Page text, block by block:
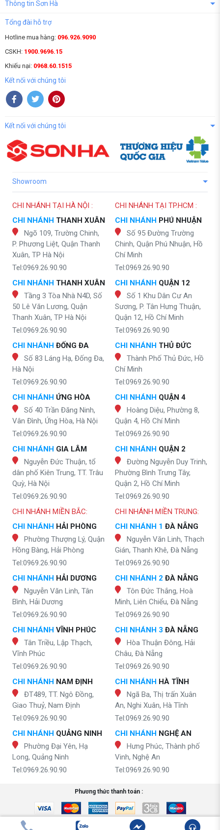
Thông tin Sơn Hà
Tổng đài hỗ trợ
Hotline mua hàng: 096.926.9090
CSKH: 1900.9696.15
Khiếu nại: 0968.60.1515
Kết nối với chúng tôi
Kết nối với chúng tôi
Showroom
CHI NHÁNH TẠI HÀ NỘI :
CHI NHÁNH THANH XUÂN
Ngõ 109, Trường Chinh,
P. Phương Liệt, Quận Thanh
Xuân, TP Hà Nội
Tel:0969.26.90.90
CHI NHÁNH THANH XUÂN
Tầng 3 Tòa Nhà N4D, Số
50 Lê Văn Lương, Quận
Thanh Xuân, TP Hà Nội
Tel:0969.26.90.90
CHI NHÁNH ĐỐNG ĐA
Số 83 Láng Hạ, Đống Đa,
Hà Nội
Tel:0969.26.90.90
CHI NHÁNH ỨNG HÒA
Số 40 Trần Đăng Ninh,
Vân Đình, Ứng Hòa, Hà Nội
Tel:0969.26.90.90
CHI NHÁNH GIA LÂM
Nguyễn Đức Thuận, tổ
dân phố Kiên Trung, TT. Trâu
Quỳ, Hà Nội
Tel:0969.26.90.90
CHI NHÁNH TẠI TP.HCM :
CHI NHÁNH PHÚ NHUẬN
Số 95 Đường Trường
Chinh, Quận Phú Nhuận, Hồ
Chí Minh
Tel:0969.26.90.90
CHI NHÁNH QUẬN 12
Số 1 Khu Dân Cư An
Sương, P. Tân Hưng Thuận,
Quận 12, Hồ Chí Minh
Tel:0969.26.90.90
CHI NHÁNH THỦ ĐỨC
Thành Phố Thủ Đức, Hồ
Chí Minh
Tel:0969.26.90.90
CHI NHÁNH QUẬN 4
Hoàng Diệu, Phường 8,
Quận 4, Hồ Chí Minh
Tel:0969.26.90.90
CHI NHÁNH QUẬN 2
Đường Nguyễn Duy Trinh,
Phường Bình Trưng Tây,
Quận 2, Hồ Chí Minh
Tel:0969.26.90.90
CHI NHÁNH MIỀN BẮC:
CHI NHÁNH HẢI PHÒNG
Phường Thượng Lý, Quận
Hồng Bàng, Hải Phòng
Tel:0969.26.90.90
CHI NHÁNH HẢI DƯƠNG
Nguyễn Văn Linh, Tân
Bình, Hải Dương
Tel:0969.26.90.90
CHI NHÁNH VĨNH PHÚC
Tân Triều, Lập Thạch,
Vĩnh Phúc
Tel:0969.26.90.90
CHI NHÁNH NAM ĐỊNH
ĐT489, TT. Ngô Đồng,
Giao Thuỷ, Nam Định
Tel:0969.26.90.90
CHI NHÁNH QUẢNG NINH
Phường Đại Yên, Hạ
Long, Quảng Ninh
Tel:0969.26.90.90
CHI NHÁNH MIỀN TRUNG:
CHI NHÁNH 1 ĐÀ NẴNG
Nguyễn Văn Linh, Thạch
Gián, Thanh Khê, Đà Nẵng
Tel:0969.26.90.90
CHI NHÁNH 2 ĐÀ NẴNG
Tôn Đức Thắng, Hoà
Minh, Liên Chiểu, Đà Nẵng
Tel:0969.26.90.90
CHI NHÁNH 3 ĐÀ NẴNG
Hòa Thuận Đông, Hải
Châu, Đà Nẵng
Tel:0969.26.90.90
CHI NHÁNH HÀ TĨNH
Ngã Ba, Thị trấn Xuân
An, Nghi Xuân, Hà Tĩnh
Tel:0969.26.90.90
CHI NHÁNH NGHỆ AN
Hưng Phúc, Thành phố
Vinh, Nghệ An
Tel:0969.26.90.90
Phương thức thanh toán :